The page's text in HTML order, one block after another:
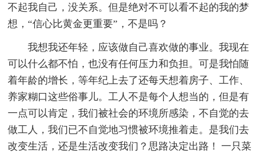
不起我自己，没关系。但是绝对不可以看不起的我的梦
想，“信心比黄金更重要”，不是吗？
我想我还年轻，应该做自己喜欢做的事业。我现在
可以什么都不怕，也没有任何压力和负担。可是我怕随
着年龄的增长，等年纪上去了还每天想着房子、工作、
养家糊口这些俗事儿。工人不是每个人想当的，但是有
一点可以肯定，我们被社会的环境所感染，不自觉的去
做工人，我们已不自觉地习惯被环境推着走。是我们去
改变生活，还是生活改变我们？思路决定出路！ 一只菜